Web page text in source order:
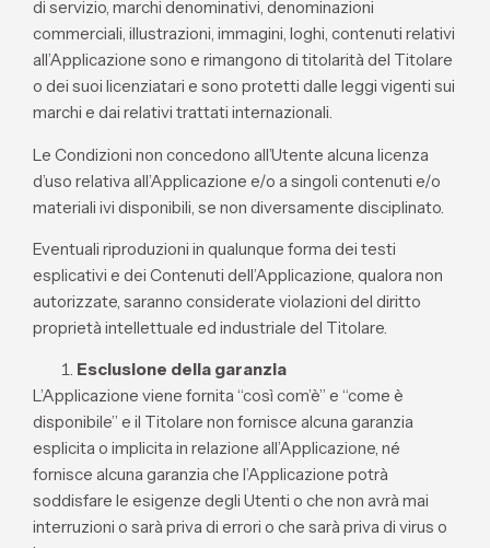
di servizio, marchi denominativi, denominazioni
commerciali, illustrazioni, immagini, loghi, contenuti relativi
all’Applicazione sono e rimangono di titolarità del Titolare
o dei suoi licenziatari e sono protetti dalle leggi vigenti sui
marchi e dai relativi trattati internazionali.
Le Condizioni non concedono all’Utente alcuna licenza
d’uso relativa all’Applicazione e/o a singoli contenuti e/o
materiali ivi disponibili, se non diversamente disciplinato.
Eventuali riproduzioni in qualunque forma dei testi
esplicativi e dei Contenuti dell’Applicazione, qualora non
autorizzate, saranno considerate violazioni del diritto
proprietà intellettuale ed industriale del Titolare.
Esclusione della garanzia
L’Applicazione viene fornita “così com’è” e “come è
disponibile” e il Titolare non fornisce alcuna garanzia
esplicita o implicita in relazione all’Applicazione, né
fornisce alcuna garanzia che l’Applicazione potrà
soddisfare le esigenze degli Utenti o che non avrà mai
interruzioni o sarà priva di errori o che sarà priva di virus o